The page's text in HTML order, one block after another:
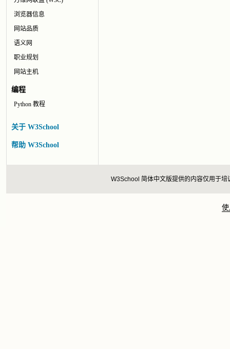
浏览器信息
网站品质
语义网
职业规划
网站主机
编程
Python 教程
关于 W3School
帮助 W3School
W3School 简体中文版提供的内容仅用于